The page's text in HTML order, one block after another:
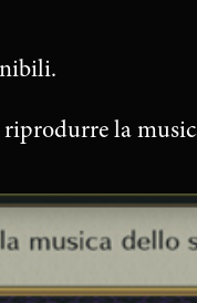
la